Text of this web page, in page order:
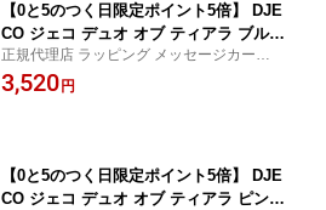
【0と5のつく日限定ポイント5倍】 DJE
CO ジェコ デュオ オブ ティアラ ブルー
ティアラ手作りキット アクセサリーセ
ット 冠 ネックレス ビーズセット 約240
正規代理店 ラッピング メッセージカード
のし無料 誕生日プレゼント ギフト ヨーロ
ッパ安全規格CE 英国適合性評価UKCA お
3,520 円
【0と5のつく日限定ポイント5倍】 DJE
CO ジェコ デュオ オブ ティアラ ピンク